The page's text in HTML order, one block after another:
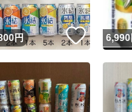
安心
取引実績
取
！
円 いいね
6,990